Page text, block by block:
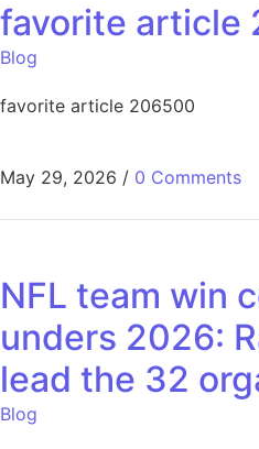
favorite article
Blog
favorite article 206500
May 29, 2026 / 0 Comments
NFL team win
unders 2026:
lead the 32
Blog